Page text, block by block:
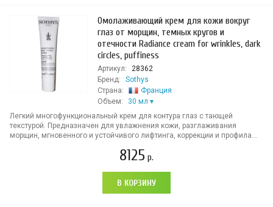
Омолаживающий крем для кожи вокруг
глаз от морщин, темных кругов и
отечности Radiance cream for wrinkles, dark
circles, puffiness
Артикул:
28362
Бренд:
Sothys
Страна:
Франция
Объем:
30 мл
Легкий многофункциональный крем для контура глаз с тающей
текстурой. Предназначен для увлажнения кожи, разглаживания
морщин, мгновенного и устойчивого лифтинга, коррекции и профила...
8125 р.
В КОРЗИНУ